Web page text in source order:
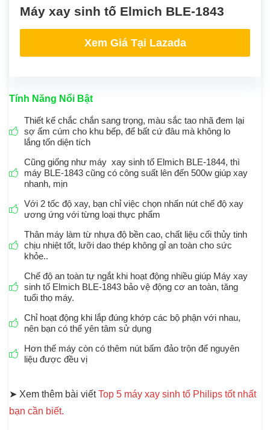
Máy xay sinh tố Elmich BLE-1843
Xem Giá Tại Lazada
Tính Năng Nổi Bật
Thiết kế chắc chắn sang trọng, màu sắc tao nhã đem lại
sợ ấm cúm cho khu bếp, để bất cứ đâu mà không lo
lắng tốn diện tích
Cũng giống như máy xay sinh tố Elmich BLE-1844, thì
máy BLE-1843 cũng có công suất lên đến 500w giúp xay
nhanh, mịn
Với 2 tốc độ xay, bạn chỉ việc chọn nhấn nút chế độ xay
ương ứng với từng loại thực phẩm
Thân máy làm từ nhựa độ bền cao, chất liệu cối thủy tinh
chịu nhiệt tốt, lưỡi dao thép không gỉ an toàn cho sức
khỏe..
Chế độ an toàn tự ngắt khi hoạt động nhiều giúp Máy xay
sinh tố Elmich BLE-1843 bảo vệ động cơ an toàn, tăng
tuổi thọ máy.
Chỉ hoạt động khi lắp đúng khớp các bộ phận với nhau,
nên bạn có thể yên tâm sử dụng
Hơn thế máy còn có thêm nút bấm đảo trộn để nguyên
liệu được đều vị
➤ Xem thêm bài viếtTop 5 máy xay sinh tố Philips tốt nhất
bạn cần biết.